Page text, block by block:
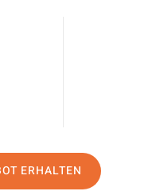
ERHALTEN